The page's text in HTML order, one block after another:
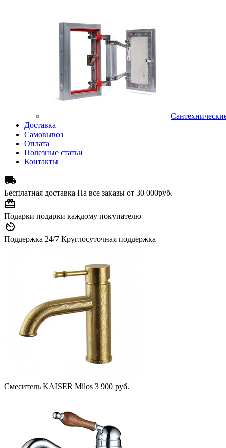
Доставка
Самовывоз
Оплата
Полезные статьи
Контакты

Бесплатная доставка На все заказы от 30 000руб.

Подарки подарки каждому покупателю

Поддержка 24/7 Круглосуточная поддержка
Смеситель KAISER Milos 3 900 руб.